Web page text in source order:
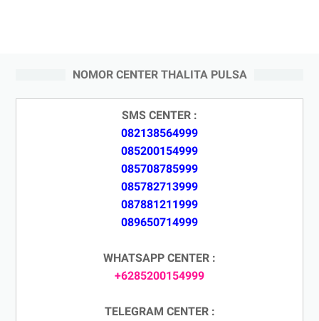
NOMOR CENTER THALITA PULSA
SMS CENTER :
082138564999
085200154999
085708785999
085782713999
087881211999
089650714999
WHATSAPP CENTER :
+6285200154999
TELEGRAM CENTER :